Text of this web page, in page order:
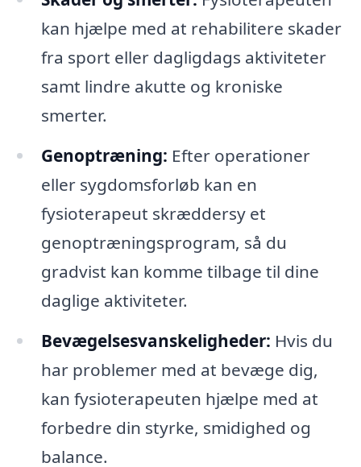
kan hjælpe med at rehabilitere skader
fra sport eller dagligdags aktiviteter
samt lindre akutte og kroniske
smerter.
Genoptræning: Efter operationer
eller sygdomsforløb kan en
fysioterapeut skræddersy et
genoptræningsprogram, så du
gradvist kan komme tilbage til dine
daglige aktiviteter.
Bevægelsesvanskeligheder: Hvis du
har problemer med at bevæge dig,
kan fysioterapeuten hjælpe med at
forbedre din styrke, smidighed og
balance.